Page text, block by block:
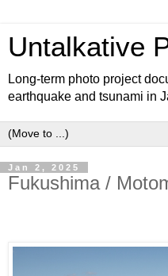
Untalkative
Long-term photo project
earthquake and tsunami in
Jan 2, 2025
Fukushima /